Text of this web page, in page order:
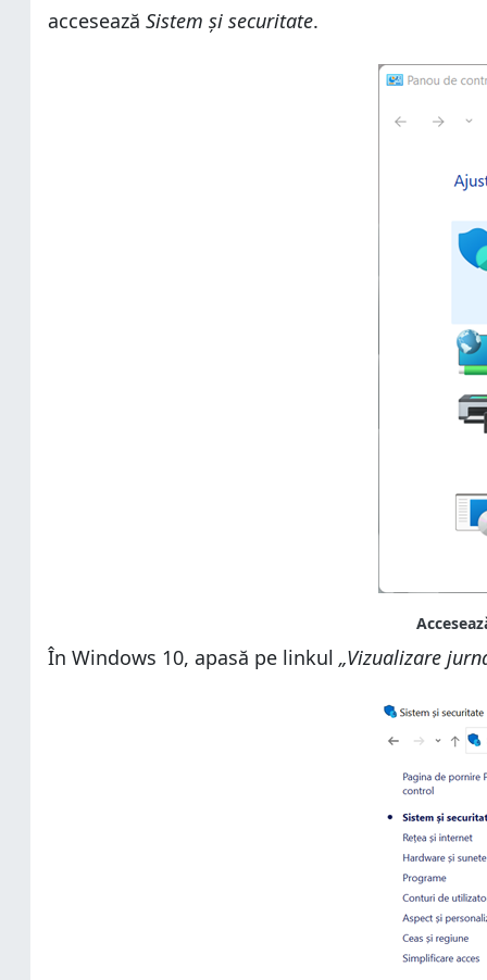
accesează Sistem și securitate.
În Windows 10, apasă pe linkul „Vizualizare